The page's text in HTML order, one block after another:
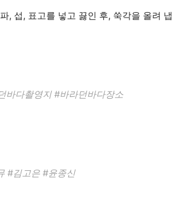
, 섭, 표고를 넣고 끓인 후, 쑥각을 올려 냅
바다촬영지 #바라던바다장소
#김고은 #윤종신